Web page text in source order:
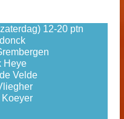
12-20 ptn
Heye
Velde